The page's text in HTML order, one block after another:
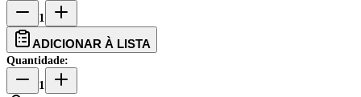
1
ADICIONAR À LISTA
Quantidade:
1